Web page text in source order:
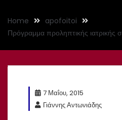
Home
apofoitoi
Πρόγραμμα προληπτικής ιατρικής
7 Μαΐου, 2015
Γιάννης Αντωνιάδης